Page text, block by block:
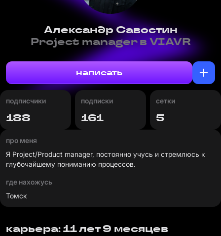
Александр Савостин
Project manager в VIAVR
написать
подписчики
188
подписки
161
сетки
5
про меня
Я Project/Product manager, постоянно учусь и стремлюсь к
глубочайшему пониманию процессов.
где нахожусь
Томск
карьера: 11 лет 9 месяцев